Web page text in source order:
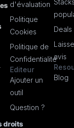
d'évaluation
Politique
Cookies
Politique de
Confidentialité
Editeur
Ajouter un
outil
Question ?
Stacks
Deals
avis
Blog
droits